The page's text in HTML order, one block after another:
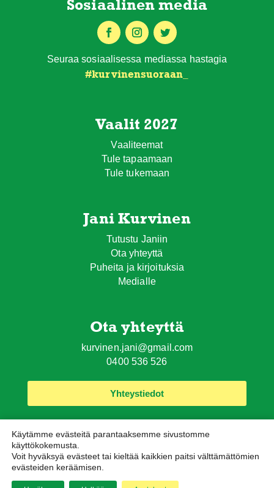
Sosiaalinen media
Seuraa sosiaalisessa mediassa hastagia
#kurvinensuoraan
Vaalit 2027
Vaaliteemat
Tule tapaamaan
Tule tukemaan
Jani Kurvinen
Tutustu Janiin
Ota yhteyttä
Puheita ja kirjoituksia
Medialle
Ota yhteyttä
kurvinen.jani@gmail.com
0400 536 526
Yhteystiedot
© Jani Kurvinen. Kaikki oikeudet pidätetään. Sivusto
Tietosuojaseloste
Käytämme evästeitä parantaaksemme sivustomme
käyttökokemusta.
Voit hyväksyä evästeet tai kieltää kaikkien paitsi välttämättömien
evästeiden keräämisen.